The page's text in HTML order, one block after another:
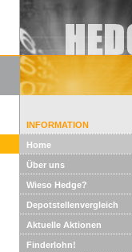
INFORMATION
Home
Über uns
Wieso Hedge?
Depotstellenvergleich
Aktuelle Aktionen
Finderlohn!